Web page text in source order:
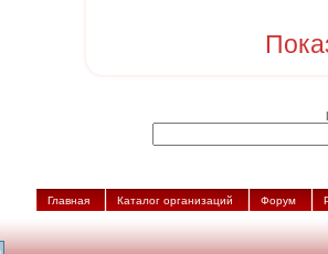
Главная Каталог организаций Форум